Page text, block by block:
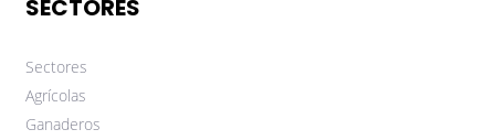
SECTORES
Sectores
Agrícolas
Ganaderos